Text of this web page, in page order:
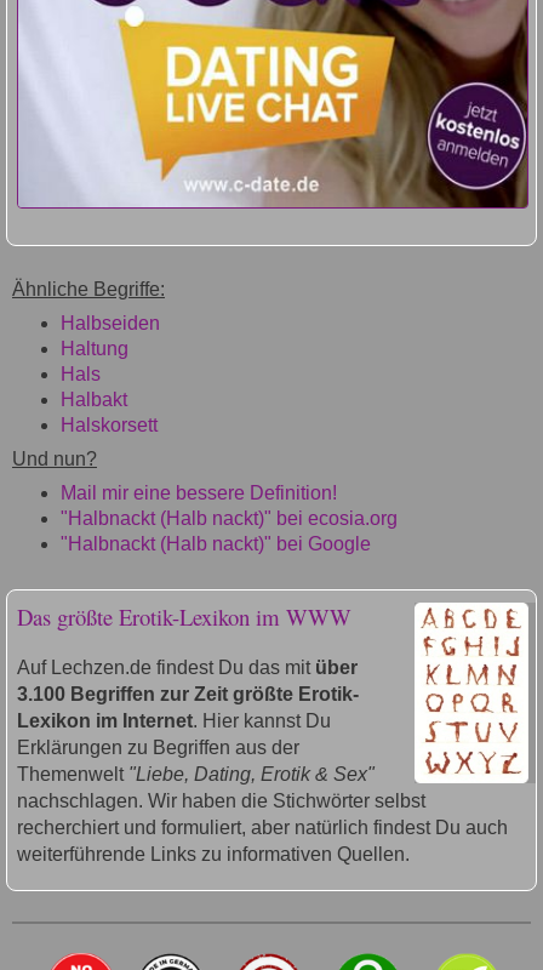
Ähnliche Begriffe:
Halbseiden
Haltung
Hals
Halbakt
Halskorsett
Und nun?
Mail mir eine bessere Definition!
"Halbnackt (Halb nackt)" bei ecosia.org
"Halbnackt (Halb nackt)" bei Google
Das größte Erotik-Lexikon im WWW
Auf Lechzen.de findest Du das mit über
3.100 Begriffen zur Zeit größte Erotik-
Lexikon im Internet. Hier kannst Du
Erklärungen zu Begriffen aus der
Themenwelt "Liebe, Dating, Erotik & Sex"
nachschlagen. Wir haben die Stichwörter selbst
recherchiert und formuliert, aber natürlich findest Du auch
weiterführende Links zu informativen Quellen.